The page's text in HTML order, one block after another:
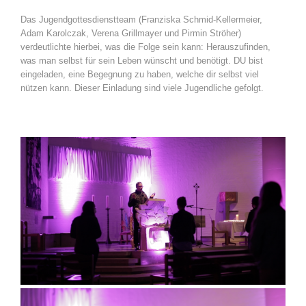
Das Jugendgottesdienstteam (Franziska Schmid-Kellermeier,
Adam Karolczak, Verena Grillmayer und Pirmin Ströher)
verdeutlichte hierbei, was die Folge sein kann: Herauszufinden,
was man selbst für sein Leben wünscht und benötigt. DU bist
eingeladen, eine Begegnung zu haben, welche dir selbst viel
nützen kann. Dieser Einladung sind viele Jugendliche gefolgt.